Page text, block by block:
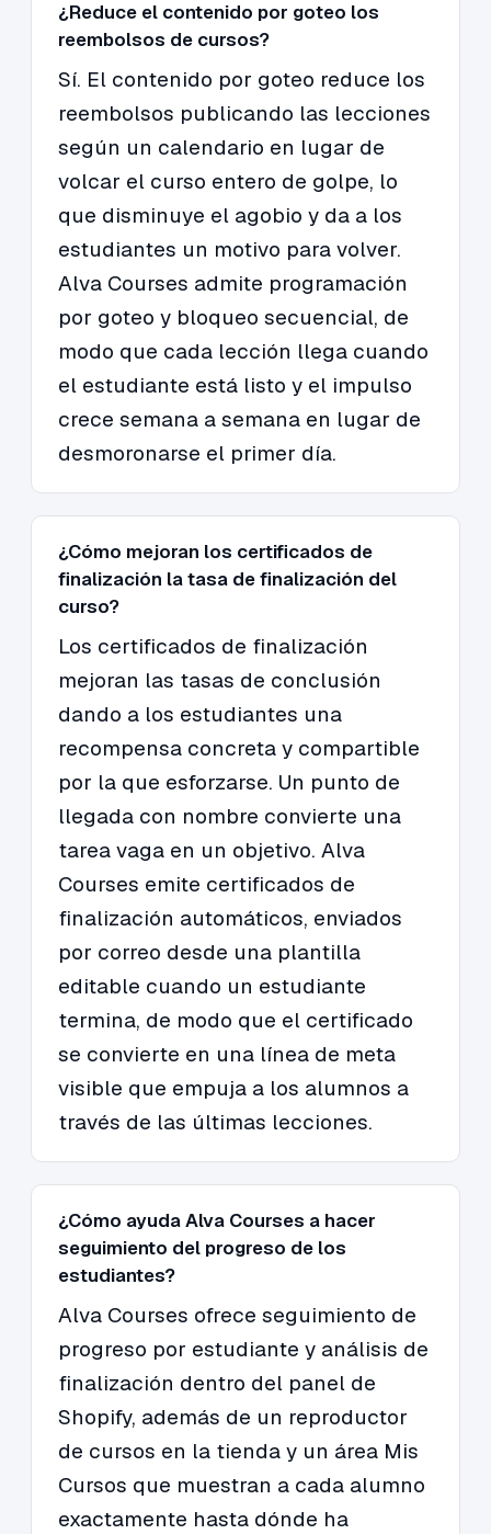
¿Reduce el contenido por goteo los
reembolsos de cursos?
Sí. El contenido por goteo reduce los
reembolsos publicando las lecciones
según un calendario en lugar de
volcar el curso entero de golpe, lo
que disminuye el agobio y da a los
estudiantes un motivo para volver.
Alva Courses admite programación
por goteo y bloqueo secuencial, de
modo que cada lección llega cuando
el estudiante está listo y el impulso
crece semana a semana en lugar de
desmoronarse el primer día.
¿Cómo mejoran los certificados de
finalización la tasa de finalización del
curso?
Los certificados de finalización
mejoran las tasas de conclusión
dando a los estudiantes una
recompensa concreta y compartible
por la que esforzarse. Un punto de
llegada con nombre convierte una
tarea vaga en un objetivo. Alva
Courses emite certificados de
finalización automáticos, enviados
por correo desde una plantilla
editable cuando un estudiante
termina, de modo que el certificado
se convierte en una línea de meta
visible que empuja a los alumnos a
través de las últimas lecciones.
¿Cómo ayuda Alva Courses a hacer
seguimiento del progreso de los
estudiantes?
Alva Courses ofrece seguimiento de
progreso por estudiante y análisis de
finalización dentro del panel de
Shopify, además de un reproductor
de cursos en la tienda y un área Mis
Cursos que muestran a cada alumno
exactamente hasta dónde ha